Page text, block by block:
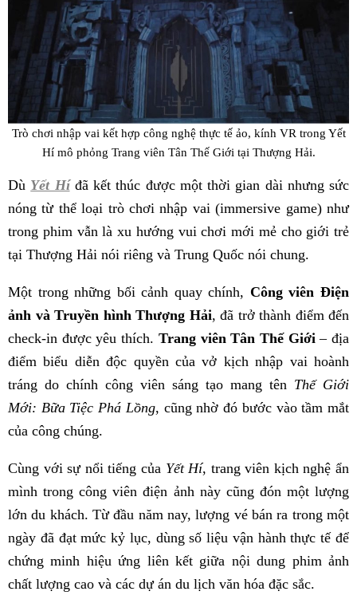
Trò chơi nhập vai kết hợp công nghệ thực tế ảo, kính VR trong Yết
Hí mô phỏng Trang viên Tân Thế Giới tại Thượng Hải.
Dù Yết Híđã kết thúc được một thời gian dài nhưng sức
nóng từ thể loại trò chơi nhập vai (immersive game) như
trong phim vẫn là xu hướng vui chơi mới mẻ cho giới trẻ
tại Thượng Hải nói riêng và Trung Quốc nói chung.
Một trong những bối cảnh quay chính, Công viên Điện
ảnh và Truyền hình Thượng Hải, đã trở thành điểm đến
check-in được yêu thích. Trang viên Tân Thế Giới– địa
điểm biểu diễn độc quyền của vở kịch nhập vai hoành
tráng do chính công viên sáng tạo mang tên Thế Giới
Mới: Bữa Tiệc Phá Lồng, cũng nhờ đó bước vào tầm mắt
của công chúng.
Cùng với sự nổi tiếng của Yết Hí, trang viên kịch nghệ ẩn
mình trong công viên điện ảnh này cũng đón một lượng
lớn du khách. Từ đầu năm nay, lượng vé bán ra trong một
ngày đã đạt mức kỷ lục, dùng số liệu vận hành thực tế để
chứng minh hiệu ứng liên kết giữa nội dung phim ảnh
chất lượng cao và các dự án du lịch văn hóa đặc sắc.